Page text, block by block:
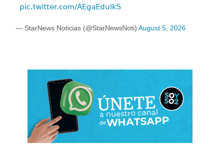
pic.twitter.com/AEgaEdulkS
— StarNews Noticias (@StarNewsNoti) August 5, 2026